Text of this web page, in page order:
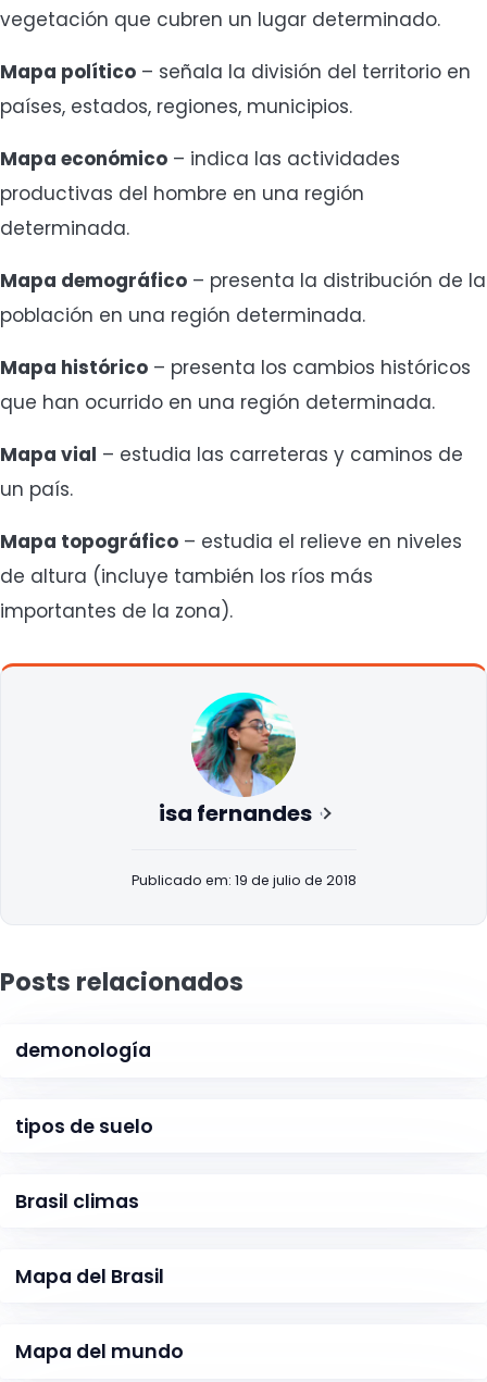
vegetación que cubren un lugar determinado.
Mapa político – señala la división del territorio en
países, estados, regiones, municipios.
Mapa económico – indica las actividades
productivas del hombre en una región
determinada.
Mapa demográfico – presenta la distribución de la
población en una región determinada.
Mapa histórico – presenta los cambios históricos
que han ocurrido en una región determinada.
Mapa vial – estudia las carreteras y caminos de
un país.
Mapa topográfico – estudia el relieve en niveles
de altura (incluye también los ríos más
importantes de la zona).
isa fernandes
Publicado em: 19 de julio de 2018
Posts relacionados
demonología
tipos de suelo
Brasil climas
Mapa del Brasil
Mapa del mundo